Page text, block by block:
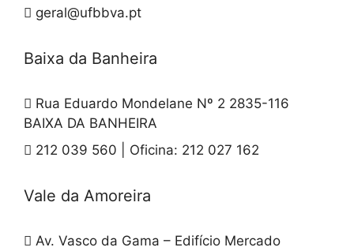
geral@ufbbva.pt
Baixa da Banheira
Rua Eduardo Mondelane Nº 2 2835-116
BAIXA DA BANHEIRA
212 039 560 | Oficina: 212 027 162
Vale da Amoreira
Av. Vasco da Gama – Edifício Mercado